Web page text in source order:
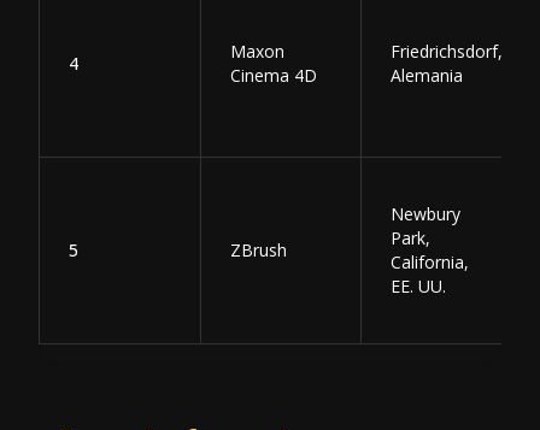
4
Maxon
Cinema 4D
Friedrichsdorf,
Alemania
5 ZBrush
Newbury
Park,
California,
EE. UU.